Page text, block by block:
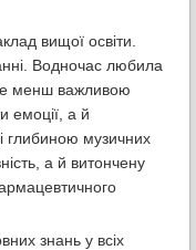
вищої освіти.
Водночас любила
менш важливою
емоції, а й
глибиною музичних
а й витончену
знань у всіх